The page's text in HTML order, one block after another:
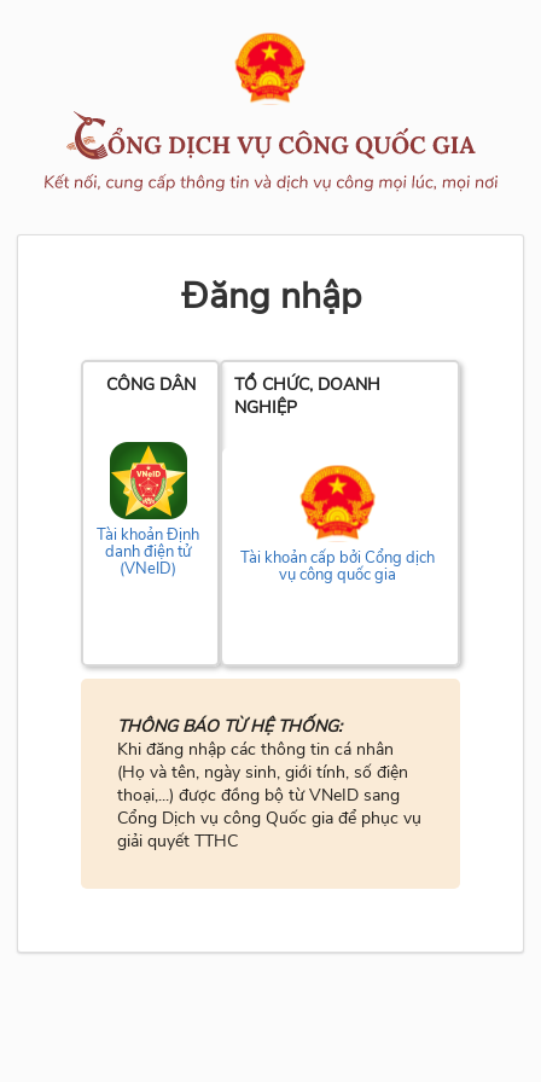
Đăng nhập
CÔNG DÂN
Tài khoản Định
danh điện tử
(VNeID)
TỔ CHỨC, DOANH
NGHIỆP
Tài khoản cấp bởi Cổng dịch
vụ công quốc gia
THÔNG BÁO TỪ HỆ THỐNG:
Khi đăng nhập các thông tin cá nhân
(Họ và tên, ngày sinh, giới tính, số điện
thoại,...) được đồng bộ từ VNeID sang
Cổng Dịch vụ công Quốc gia để phục vụ
giải quyết TTHC